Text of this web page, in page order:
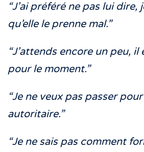
“J’ai préféré ne pas lui dire,
qu’elle le prenne mal.”
“J’attends encore un peu,
pour le moment.”
“Je ne veux pas passer
autoritaire.”
“Je ne sais pas comment